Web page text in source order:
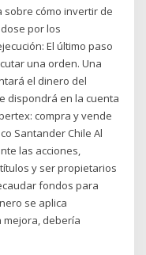
cómo invertir de
por los
El último paso
una orden. Una
el dinero del
dispondrá en la cuenta
compra y vende
Santander Chile Al
las acciones,
y ser propietarios
fondos para
se aplica
debería